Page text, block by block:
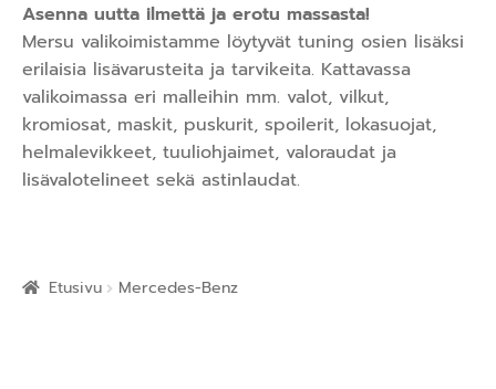
Asenna uutta ilmettä ja erotu massasta!
Mersu valikoimistamme löytyvät tuning osien lisäksi
erilaisia lisävarusteita ja tarvikeita. Kattavassa
valikoimassa eri malleihin mm. valot, vilkut,
kromiosat, maskit, puskurit, spoilerit, lokasuojat,
helmalevikkeet, tuuliohjaimet, valoraudat ja
lisävalotelineet sekä astinlaudat.
Etusivu Mercedes-Benz